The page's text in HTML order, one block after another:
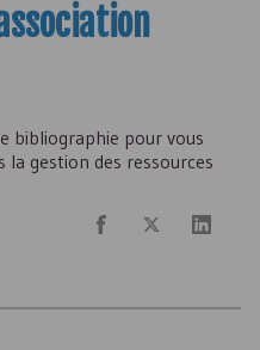
bibliographie pour vous
la gestion des ressources